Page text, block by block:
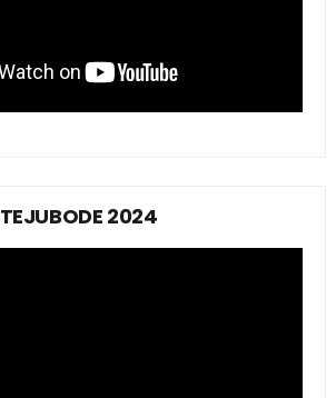
TEJUBODE 2024